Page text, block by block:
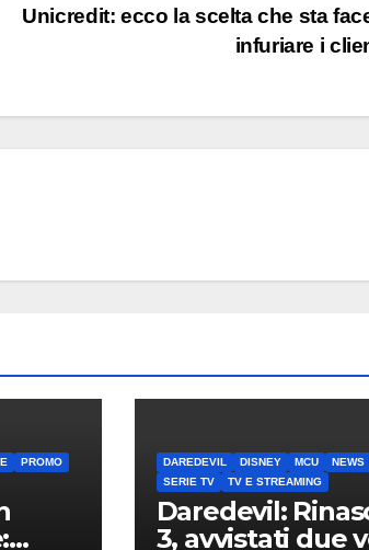
Unicredit: ecco la scelta che sta
infuriare i
PROMO
DAREDEVIL DISNEY MCU
NEWS
SERIE TV
TV E STREAMING
Daredevil:
3, avvistati due